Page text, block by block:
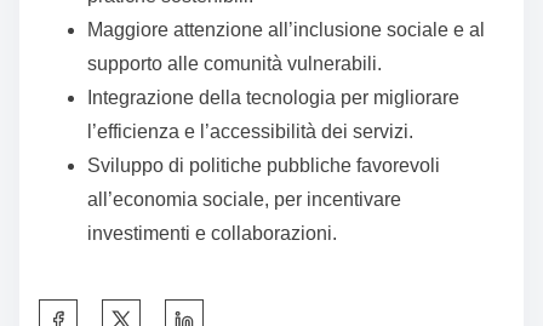
Maggiore attenzione all’inclusione sociale e al
supporto alle comunità vulnerabili.
Integrazione della tecnologia per migliorare
l’efficienza e l’accessibilità dei servizi.
Sviluppo di politiche pubbliche favorevoli
all’economia sociale, per incentivare
investimenti e collaborazioni.